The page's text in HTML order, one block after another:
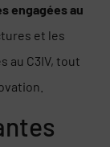
engagées au
et les
au C3IV, tout